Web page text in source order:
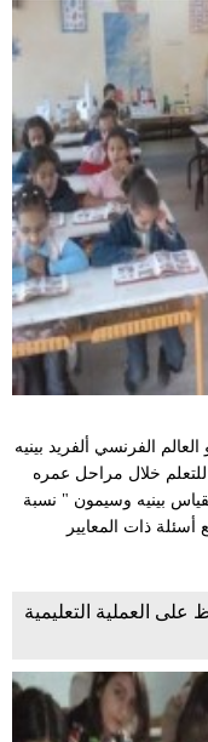
أبراج
فيديو
سيارات
الفرنسي ألفريد بينيه
للتعلم خلال مراحل عمره
بينيه وسيمون " نسبة
ذات المعايير
العملية التعليمية